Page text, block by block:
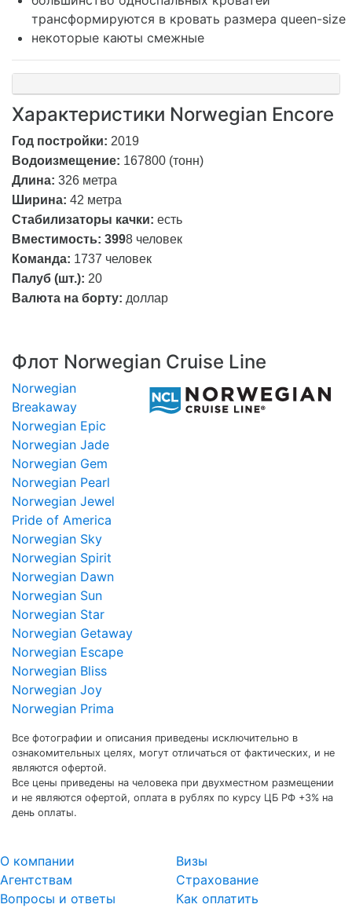
трансформируются в кровать размера queen-size
некоторые каюты смежные
Характеристики Norwegian Encore
Год постройки: 2019
Водоизмещение: 167800 (тонн)
Длина: 326 метра
Ширина: 42 метра
Стабилизаторы качки: есть
Вместимость: 3998 человек
Команда: 1737 человек
Палуб (шт.): 20
Валюта на борту: доллар
Флот Norwegian Cruise Line
Norwegian
Breakaway
Norwegian Epic
Norwegian Jade
Norwegian Gem
Norwegian Pearl
Norwegian Jewel
Pride of America
Norwegian Sky
Norwegian Spirit
Norwegian Dawn
Norwegian Sun
Norwegian Star
Norwegian Getaway
Norwegian Escape
Norwegian Bliss
Norwegian Joy
Norwegian Prima
Все фотографии и описания приведены исключительно в
ознакомительных целях, могут отличаться от фактических, и не
являются офертой.
Все цены приведены на человека при двухместном размещении
и не являются офертой, оплата в рублях по курсу ЦБ РФ +3% на
день оплаты.
О компании
Агентствам
Вопросы и ответы
Визы
Страхование
Как оплатить